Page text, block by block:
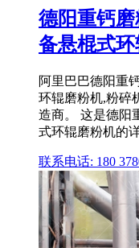
德阳重钙
备悬棍式
阿里巴巴德阳重
环辊磨粉机,粉碎
造商。 这是德阳
式环辊磨粉机的
联系电话: 180